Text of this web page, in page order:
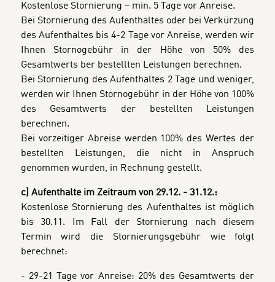
Kostenlose Stornierung – min. 5 Tage vor Anreise.
Bei Stornierung des Aufenthaltes oder bei Verkürzung
des Aufenthaltes bis 4-2 Tage vor Anreise, werden wir
Ihnen Stornogebühr in der Höhe von 50% des
Gesamtwerts ber bestellten Leistungen berechnen.
Bei Stornierung des Aufenthaltes 2 Tage und weniger,
werden wir Ihnen Stornogebühr in der Höhe von 100%
des Gesamtwerts der bestellten Leistungen
berechnen.
Bei vorzeitiger Abreise werden 100% des Wertes der
bestellten Leistungen, die nicht in Anspruch
genommen wurden, in Rechnung gestellt.
c) Aufenthalte im Zeitraum von 29.12. - 31.12.:
Kostenlose Stornierung des Aufenthaltes ist möglich
bis 30.11.
Im Fall der Stornierung nach diesem
Termin wird die Stornierungsgebühr wie folgt
berechnet:
- 29-21 Tage vor Anreise: 20% des Gesamtwerts der